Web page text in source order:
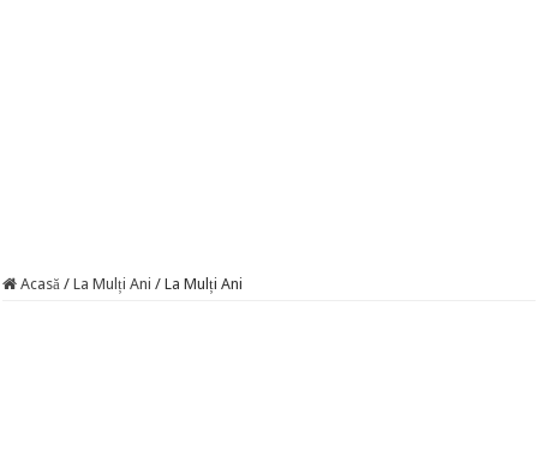
Acasă / La Mulți Ani / La Mulți Ani